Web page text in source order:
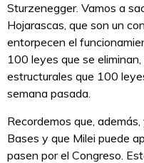
Sturzenegger. Vamos a
Hojarascas, que son un
entorpecen el
100 leyes que se
estructurales que 100
semana pasada.
Recordemos que,
Bases y que Milei puede
pasen por el Congreso.